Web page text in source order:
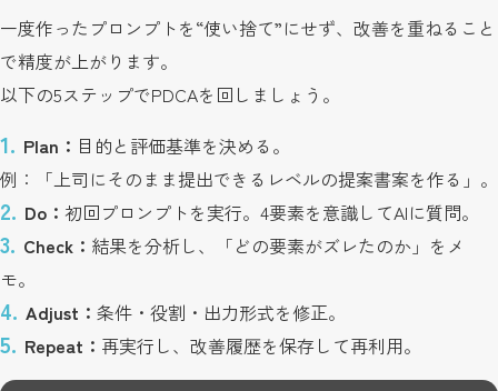
一度作ったプロンプトを“使い捨て”にせず、改善を重ねること
で精度が上がります。
以下の5ステップでPDCAを回しましょう。
Plan： 目的と評価基準を決める。
例：「上司にそのまま提出できるレベルの提案書案を作る」。
Do： 初回プロンプトを実行。4要素を意識してAIに質問。
Check： 結果を分析し、「どの要素がズレたのか」をメ
モ。
Adjust： 条件・役割・出力形式を修正。
Repeat： 再実行し、改善履歴を保存して再利用。